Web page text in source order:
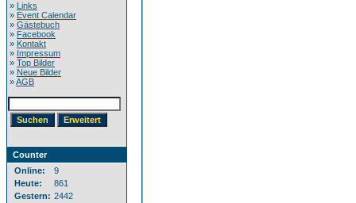
» Links
» Event Calendar
» Gästebuch
» Facebook
» Kontakt
» Impressum
» Top Bilder
» Neue Bilder
»AGB
Counter
Online:
9
Heute:
861
Gestern: 2442